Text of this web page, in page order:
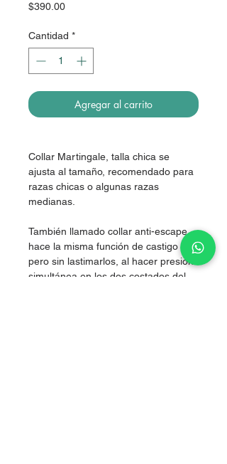
$390.00Precio
Cantidad *
Agregar al carrito
Collar Martingale, talla chica se
ajusta al tamaño, recomendado para
razas chicas o algunas razas
medianas.
También llamado collar anti-escape,
hace la misma función de castigo
pero sin lastimarlos, al hacer presión
simultánea en los dos costados del